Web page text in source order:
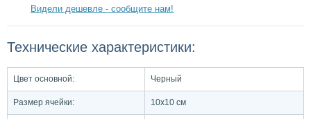
Видели дешевле - сообщите нам!
Технические характеристики:
Цвет основной: Черный
Размер ячейки: 10х10 см